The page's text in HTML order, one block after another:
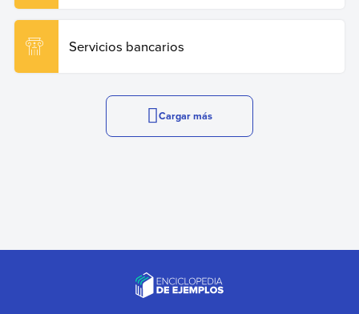
Servicios bancarios
Cargar más